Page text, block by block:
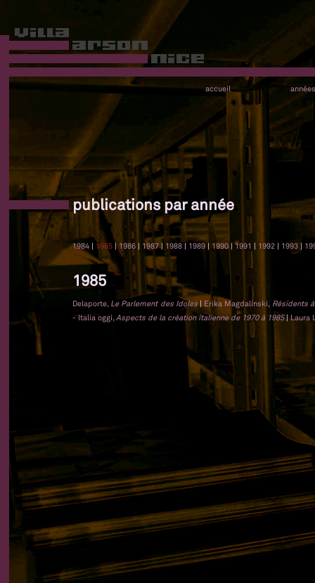
accueil années
publications par année
1984 | 1985 |1986 | 1987| 1988 | 1989| 1990 |1991 | 1992 | 1993|
1985
Delaporte, Le Parlement des Idoles| Erika Magdalinski, Résidents
- Italia oggi,Aspects de la création italienne de 1970 à 1985|Laura